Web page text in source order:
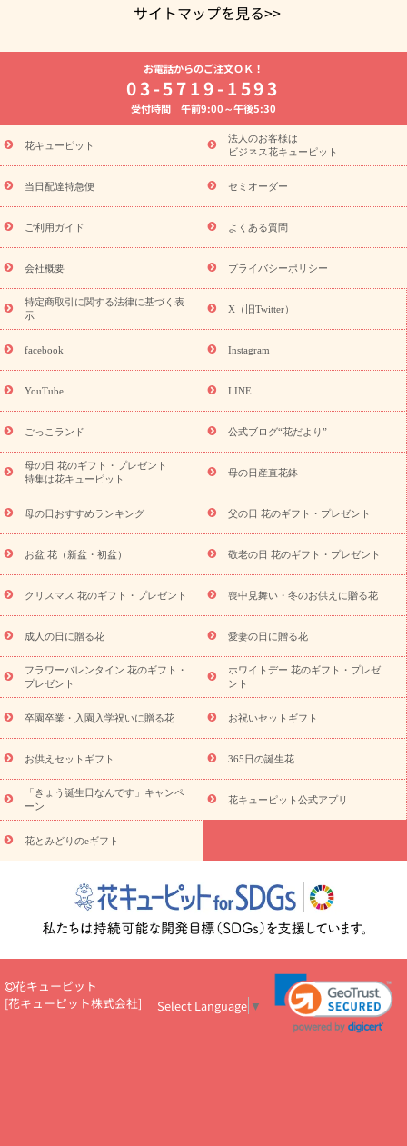
サイトマップを見る>>
よく贈られる花
お祝いの花特集
誕生日フラワーギフト特集
8月の誕生花(トルコキキョウ)
開店・開業祝い
お供え・お悔やみ お供え・お悔やみの花
通夜・葬儀に贈る花 胡蝶蘭・花鉢
ーブドフラワー
季節のイベント
ひまわり ギフト・プレゼント
特集
お盆 花（新盆・初盆） 季節のイベント
お盆 花（新
盆・初盆）
お盆 花（新盆・初盆）
お盆・お供え 花とセットギ
フト
お盆・お供え プリザーブドフラワー
ひまわり ギフト・プ
レゼント特集
夏の花贈り・お中元・暑中見舞い 花のギフト特集
敬老の日におくる花ギフト・プレゼント特集
花ギフト・プレゼント特集
敬老の日 花のおすすめランキング
敬
老の日 花鉢植えのギフト・プレゼント特集
敬老の日 花とセットギ
フト・プレゼント特集
敬老の日の花 全てのギフト一覧
キャン
ペーン
映画『ウォーターガーディアンズ』コラボキャンペーン
「きょう誕生日なんです」キャンペーン
誕生日の花を探す
誕生日フラワーギフト 誕生日フラワーギフト特集
(トルコキキョウ)
9月の誕生花(リンドウ)
ら探す
お祝いの花特集 当日配達特急便 お祝い商品一覧
念日
結婚祝い 出産祝い 退院祝い・快気祝い
寿祝い
プチギフト ペットのお祝いフラワー
供え・お悔やみ商品一覧
お供え・お悔やみの花
四十九日法要以
お供え プリザーブドフラワー
ペットのお供えフラワー
お盆（新
盆・初盆）
その他 お祝い返し お見舞い
お取り寄せギフト
ビジネス用
ご自宅用 観葉植物 ミディ胡蝶蘭
プリザーブ
ドフラワー
スタイルから探す アレンジメント 花束
スタ
ンド花
お祝い お供え・お悔やみ 胡蝶蘭 胡蝶蘭・花鉢
ディ胡蝶蘭・お祝い
ミディ胡蝶蘭・お供え
世界初の青色胡蝶蘭
観葉植物
観葉植物 産直多肉植物
プリザーブドフラワー
お祝い
お供え・お悔やみ 花とセットギフト
セミオーダー
プチギフト（hanamore -ハナモア-）
花とみどりのeギフト
キューピットのeGfit
カラー ピンク イエローオレンジ
レッ
ド
お花の種類 トルコキキョウ
お祝い お祝い・3000円～ お祝い・4000円～
お祝い・
5000円～
お祝い・7000円～ お祝い・ 10000円～
お供え・お
悔やみ
円～
お供え・お悔やみ・
読み物
いのマナー
定年退職祝いのマナー
お祝いを贈るときのマナー・
花キューピットのお祝いコラム一覧
誕生日のお花を「色
彩心理学」で選ぶ方法
結婚祝いの予算相場
出産祝いお役立ち情
お見舞いのマナーとル
ール
新築引っ越し祝いコラム お祝い花のマナー総まとめ
職
場上司や先輩へ贈るお祝い花の正解は？
開店祝いの花 選び方ガイ
お電話からのご注文ＯＫ！
03-5719-1593
受付時間 午前9:00～午後5:30
花キューピット
法人のお客様は
ビジネス花キューピット
当日配達特急便 セミオーダー
ご利用ガイド よくある質問
会社概要 プライバシーポリシー
特定商取引に関する法律に基づく表
示
X（旧Twitter）
facebook Instagram
YouTube LINE
ごっこランド 公式ブログ“花だより”
母の日 花のギフト・プレゼント
特集は花キューピット
母の日産直花鉢
母の日おすすめランキング 父の日 花のギフト・プレゼント
お盆 花（新盆・初盆） 敬老の日 花のギフト・プレゼント
クリスマス 花のギフト・プレゼント 喪中見舞い・冬のお供えに贈る花
成人の日に贈る花 愛妻の日に贈る花
フラワーバレンタイン 花のギフト・
プレゼント
ホワイトデー 花のギフト・プレゼ
ント
卒園卒業・入園入学祝いに贈る花 お祝いセットギフト
お供えセットギフト 365日の誕生花
「きょう誕生日なんです」キャンペ
ーン
花キューピット公式アプリ
花とみどりのeギフト
花キューピット
[花キューピット株式会社] Select Language ▼